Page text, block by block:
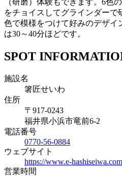
（研磨）体験もできます。6色
をチョイスしてグラインダーで
色で模様をつけて好みのデザイ
は30～40分ほどです。
SPOT
施設名
箸匠せいわ
住所
〒917-0243
福井県小浜市竜前6-2
電話番号
0770-56-0884
ウェブサイト
https://www.e-hashiseiwa.com
営業時間